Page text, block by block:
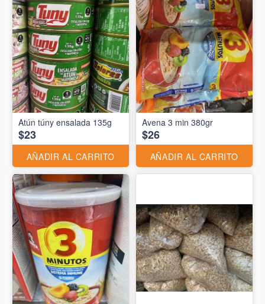
Atún túny ensalada 135g
$23
AÑADIR AL CARRITO
Avena 3 min 380gr
$26
AÑADIR AL CARRITO